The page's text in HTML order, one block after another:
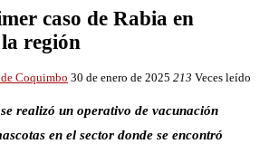
caso de Rabia en
región
Coquimbo 30 de enero de 2025 213 Veces leído
realizó un operativo de vacunación
en el sector donde se encontró